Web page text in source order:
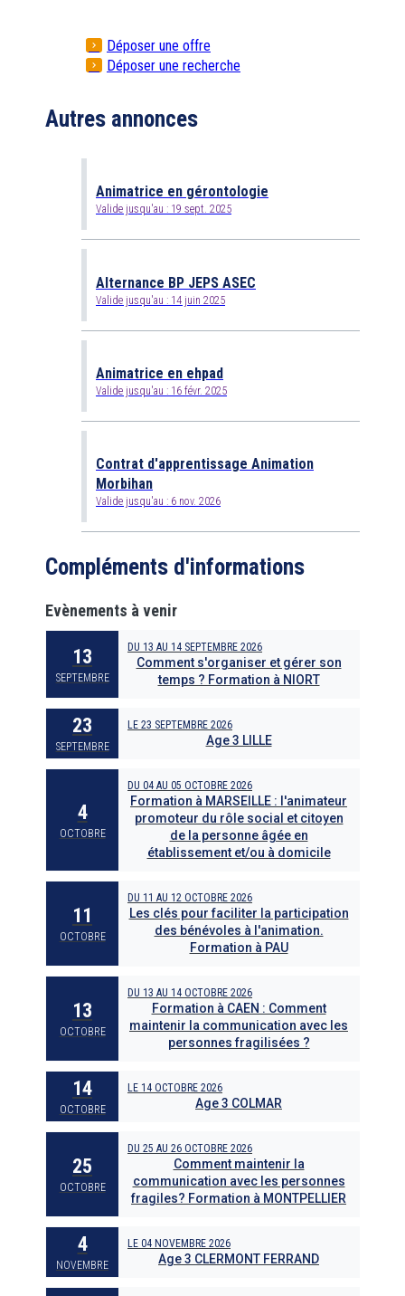
Déposer une offre
Déposer une recherche
Autres annonces
Animatrice en gérontologie
Valide jusqu'au : 19 sept. 2025
Alternance BP JEPS ASEC
Valide jusqu'au : 14 juin 2025
Animatrice en ehpad
Valide jusqu'au : 16 févr. 2025
Contrat d'apprentissage Animation
Morbihan
Valide jusqu'au : 6 nov. 2026
Compléments d'informations
Evènements à venir
13
SEPTEMBRE
DU 13 AU 14 SEPTEMBRE 2026
Comment s'organiser et gérer son
temps ? Formation à NIORT
23
SEPTEMBRE
LE 23 SEPTEMBRE 2026
Age 3 LILLE
4
OCTOBRE
DU 04 AU 05 OCTOBRE 2026
Formation à MARSEILLE : l'animateur
promoteur du rôle social et citoyen
de la personne âgée en
établissement et/ou à domicile
11
OCTOBRE
DU 11 AU 12 OCTOBRE 2026
Les clés pour faciliter la participation
des bénévoles à l'animation.
Formation à PAU
13
OCTOBRE
DU 13 AU 14 OCTOBRE 2026
Formation à CAEN : Comment
maintenir la communication avec les
personnes fragilisées ?
14
OCTOBRE
LE 14 OCTOBRE 2026
Age 3 COLMAR
25
OCTOBRE
DU 25 AU 26 OCTOBRE 2026
Comment maintenir la
communication avec les personnes
fragiles? Formation à MONTPELLIER
4
NOVEMBRE
LE 04 NOVEMBRE 2026
Age 3 CLERMONT FERRAND